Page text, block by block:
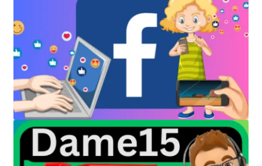
Política de reembolsos y devoluciones
Preguntas Mas Frecuentes PMF — FAQs
Productos
Sulgeli
Terminos Y Condiciones